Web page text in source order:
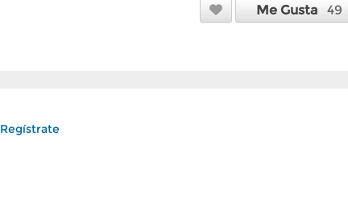
Me Gusta 49
Regístrate